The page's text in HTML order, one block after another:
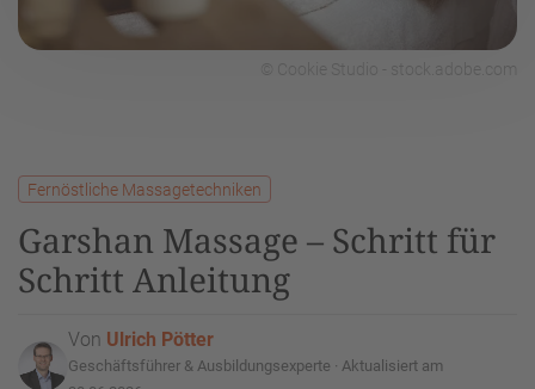
Fernöstliche Massagetechniken
Garshan Massage – Schritt für
Schritt Anleitung
Von Ulrich Pötter
Geschäftsführer & Ausbildungsexperte · Aktualisiert am